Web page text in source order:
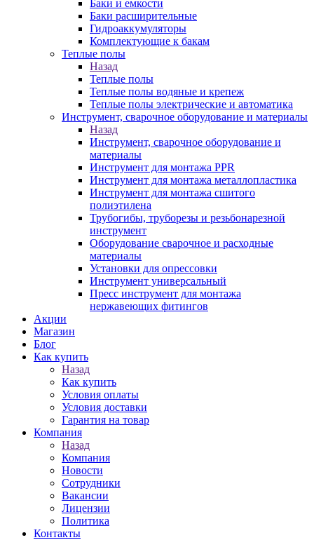
Баки и емкости
Баки расширительные
Гидроаккумуляторы
Комплектующие к бакам
Теплые полы
Назад
Теплые полы
Теплые полы водяные и крепеж
Теплые полы электрические и автоматика
Инструмент, сварочное оборудование и материалы
Назад
Инструмент, сварочное оборудование и
материалы
Инструмент для монтажа PPR
Инструмент для монтажа металлопластика
Инструмент для монтажа сшитого
полиэтилена
Трубогибы, труборезы и резьбонарезной
инструмент
Оборудование сварочное и расходные
материалы
Установки для опрессовки
Инструмент универсальный
Пресс инструмент для монтажа
нержавеющих фитингов
Акции
Магазин
Блог
Как купить
Назад
Как купить
Условия оплаты
Условия доставки
Гарантия на товар
Компания
Назад
Компания
Новости
Сотрудники
Вакансии
Лицензии
Политика
Контакты